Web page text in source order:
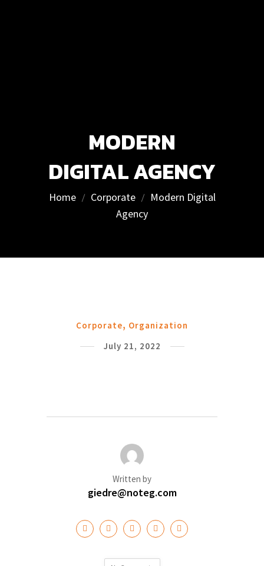
MODERN
DIGITAL AGENCY
Home Corporate
Modern Digital
Agency
Corporate
Organization
July 21, 2022
Written by
giedre@noteg.com